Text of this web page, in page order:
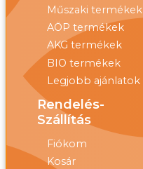
Műszaki termékek
AÖP termékek
AKG termékek
BIO termékek
Legjobb ajánlatok
Rendelés-
Szállítás
Fiókom
Kosár